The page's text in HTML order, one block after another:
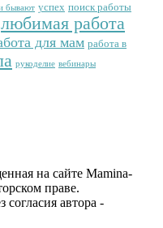
бывают успех поиск работы
любимая работа
для мам работа в
рукоделие вебинары
на сайте Mamina-
праве.
автора -